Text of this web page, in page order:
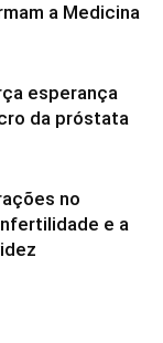
a Medicina
esperança
da próstata
no
e a